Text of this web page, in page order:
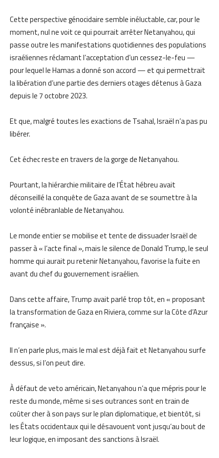
Cette perspective génocidaire semble inéluctable, car, pour le
moment, nul ne voit ce qui pourrait arrêter Netanyahou, qui
passe outre les manifestations quotidiennes des populations
israéliennes réclamant l’acceptation d’un cessez-le-feu —
pour lequel le Hamas a donné son accord — et qui permettrait
la libération d’une partie des derniers otages détenus à Gaza
depuis le 7 octobre 2023.
Et que, malgré toutes les exactions de Tsahal, Israël n’a pas pu
libérer.
Cet échec reste en travers de la gorge de Netanyahou.
Pourtant, la hiérarchie militaire de l’État hébreu avait
déconseillé la conquête de Gaza avant de se soumettre à la
volonté inébranlable de Netanyahou.
Le monde entier se mobilise et tente de dissuader Israël de
passer à « l’acte final », mais le silence de Donald Trump, le seul
homme qui aurait pu retenir Netanyahou, favorise la fuite en
avant du chef du gouvernement israélien.
Dans cette affaire, Trump avait parlé trop tôt, en « proposant
la transformation de Gaza en Riviera, comme sur la Côte d’Azur
française ».
Il n’en parle plus, mais le mal est déjà fait et Netanyahou surfe
dessus, si l’on peut dire.
À défaut de veto américain, Netanyahou n’a que mépris pour le
reste du monde, même si ses outrances sont en train de
coûter cher à son pays sur le plan diplomatique, et bientôt, si
les États occidentaux qui le désavouent vont jusqu’au bout de
leur logique, en imposant des sanctions à Israël.